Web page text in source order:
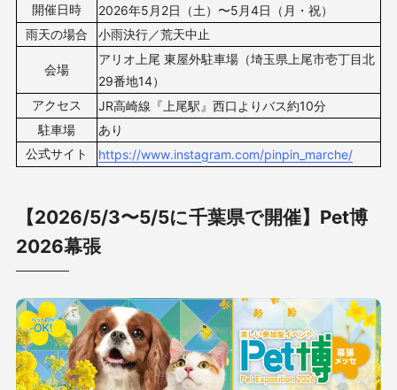
開催日時 2026年5月2日（土）〜5月4日（ 月・祝）
雨天の場合
小雨決行／荒天中止
会場
アリオ上尾 東屋外駐車場（埼玉県上尾市壱丁目北
29番地14）
アクセス
JR高崎線『上尾駅』西口よりバス約10分
駐車場
あり
公式サイト
https://www.instagram.com/pinpin_marche/
【2026/5/3〜5/5に千葉県で開催】Pet博
2026幕張